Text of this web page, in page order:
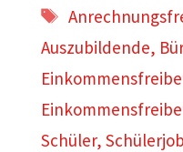
Schlagwörter
Auszubildende,
Schüler, Schülerjob